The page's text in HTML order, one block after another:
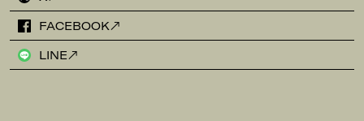
FACEBOOK
LINE